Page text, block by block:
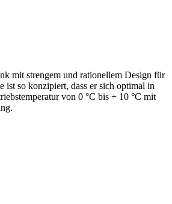
mit strengem und rationellem Design für
ist so konzipiert, dass er sich optimal in
von 0 °C bis + 10 °C mit